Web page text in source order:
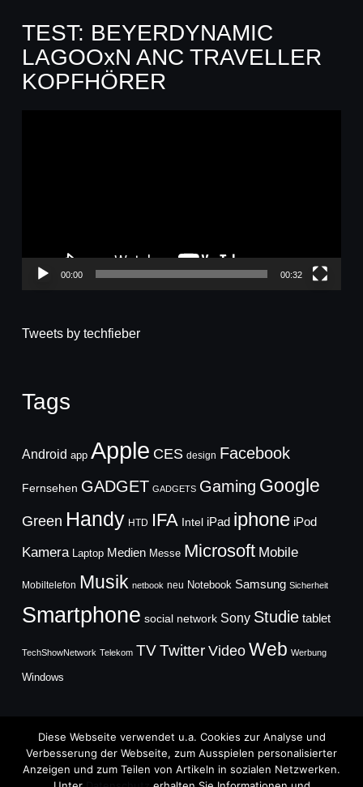
TEST: BEYERDYNAMIC
LAGOOxN ANC TRAVELLER
KOPFHÖRER
00:00 00:32
Tweets by techfieber
Tags
Android app Apple CES design Facebook
Fernsehen GADGET GADGETS Gaming Google
Green Handy HTD IFA Intel iPad iphone iPod
Kamera Laptop Medien Messe Microsoft Mobile
Mobiltelefon Musik netbook neu Notebook Samsung Sicherheit
Smartphone social network Sony Studie tablet
TechShowNetwork Telekom TVTwitter Video Web Werbung
Windows
Copyright © 2026
Diese Webseite verwendet u.a. Cookies zur Analyse und
Verbesserung der Webseite, zum Ausspielen personalisierter
Anzeigen und zum Teilen von Artikeln in sozialen Netzwerken.